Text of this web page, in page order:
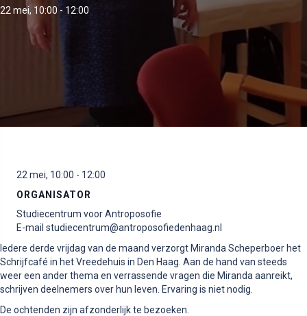
22 mei, 10:00 - 12:00
22 mei, 10:00 - 12:00
ORGANISATOR
Studiecentrum voor Antroposofie
E-mail studiecentrum@antroposofiedenhaag.nl
Iedere derde vrijdag van de maand verzorgt Miranda Scheperboer het
Schrijfcafé in het Vreedehuis in Den Haag. Aan de hand van steeds
weer een ander thema en verrassende vragen die Miranda aanreikt,
schrijven deelnemers over hun leven. Ervaring is niet nodig.
De ochtenden zijn afzonderlijk te bezoeken.